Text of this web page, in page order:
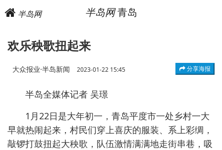
半岛网 半岛网青岛
欢乐秧歌扭起来
大众报业·半岛新闻 2023-01-22 15:45 分享海报
半岛全媒体记者 吴璟
1月22日是大年初一，青岛平度市一处乡村一大
早就热闹起来，村民们穿上喜庆的服装、系上彩绸，
敲锣打鼓扭起大秧歌，队伍激情满满地走街串巷，吸